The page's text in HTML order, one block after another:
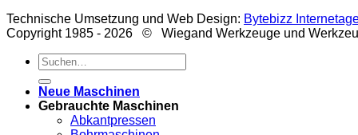
Technische Umsetzung und Web Design: Bytebizz
Copyright 1985 - 2026 © Wiegand Werkzeuge und
Suche
nach:
Neue Maschinen
Gebrauchte Maschinen
Abkantpressen